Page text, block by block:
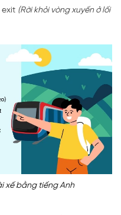
exit (Rời khỏi vòng xuyến ở lối
xế bằng tiếng Anh